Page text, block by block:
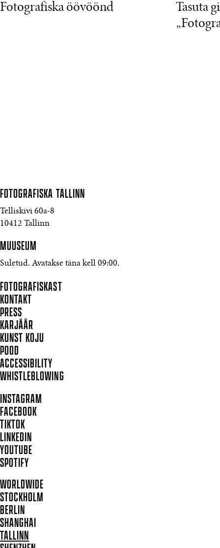
Fotografiska öövöönd
Tasuta
FOTOGRAFISKA TALLINN
Telliskivi 60a-8
10412 Tallinn
MUUSEUM
Suletud. Avatakse täna kell 09:00.
FOTOGRAFISKAST
KONTAKT
PRESS
KARJÄÄR
KUNST KOJU
POOD
ACCESSIBILITY
WHISTLEBLOWING
INSTAGRAM
FACEBOOK
TIKTOK
LINKEDIN
YOUTUBE
SPOTIFY
WORLDWIDE
STOCKHOLM
BERLIN
SHANGHAI
TALLINN